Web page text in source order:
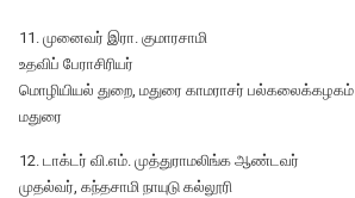
11. முனைவர் இரா. குமாரசாமி
உதவிப் பேராசிரியர்
மொழியியல் துறை, மதுரை காமராசர் பல்கலைக்கழகம்
மதுரை
12. டாக்டர் வி.எம். முத்துராமலிங்க ஆண்டவர்
முதல்வர், கந்தசாமி நாயுடு கல்லூரி